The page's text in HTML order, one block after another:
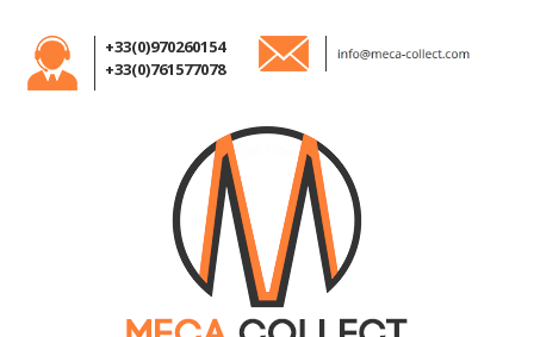
+33(0)970260154
+33(0)761577078